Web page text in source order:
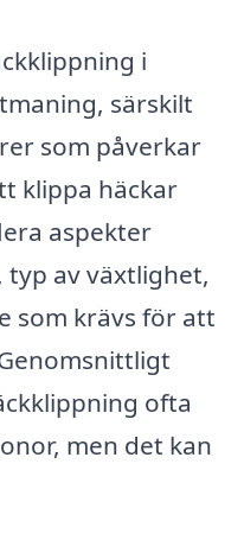
i
särskilt
som påverkar
klippa häckar
aspekter
typ av växtlighet,
som krävs för att
ofta
men det kan